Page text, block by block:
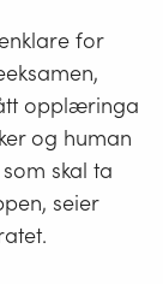
for
opplæringa
og human
skal ta
seier